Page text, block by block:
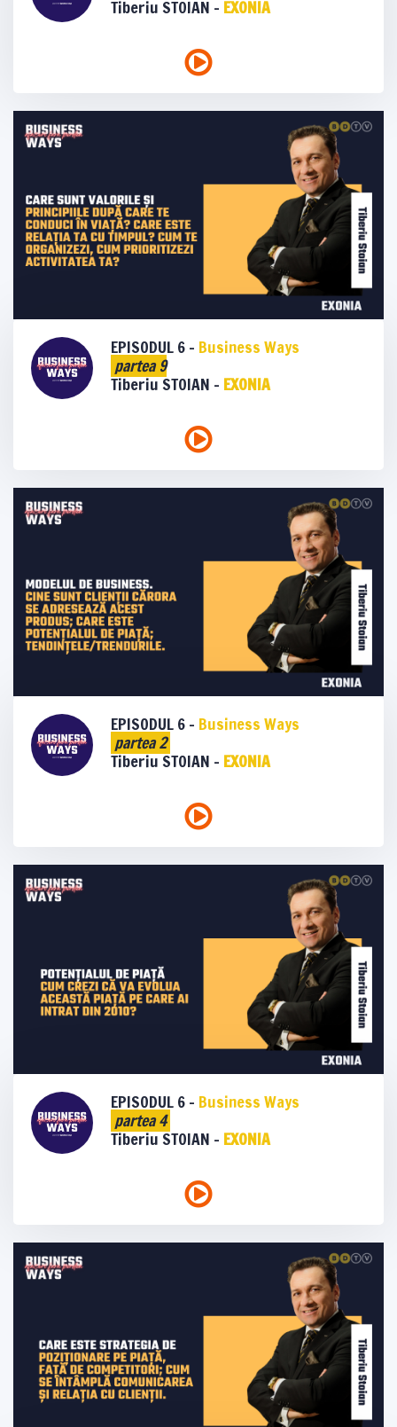
Tiberiu STOIAN - EXONIA
EPISODUL 6 - Business Ways
partea 9
Tiberiu STOIAN - EXONIA
EPISODUL 6 - Business Ways
partea 2
Tiberiu STOIAN - EXONIA
EPISODUL 6 - Business Ways
partea 4
Tiberiu STOIAN - EXONIA